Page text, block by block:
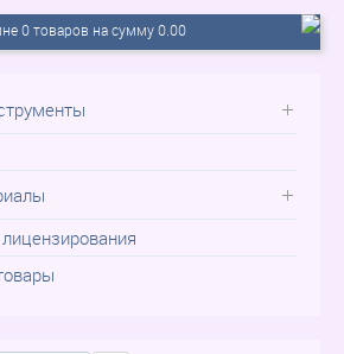
0 товаров на сумму 0.00